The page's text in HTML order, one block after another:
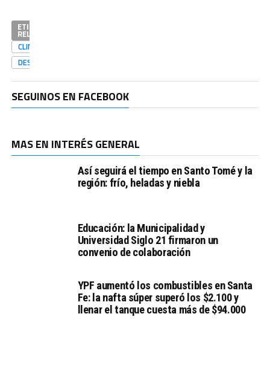
ETIQUETAS
RELACIONADAS
CLIMA
DESTACADAS
SEGUINOS EN FACEBOOK
MAS EN INTERÉS GENERAL
Así seguirá el tiempo en Santo Tomé y la
región: frío, heladas y niebla
Educación: la Municipalidad y
Universidad Siglo 21 firmaron un
convenio de colaboración
YPF aumentó los combustibles en Santa
Fe: la nafta súper superó los $2.100 y
llenar el tanque cuesta más de $94.000